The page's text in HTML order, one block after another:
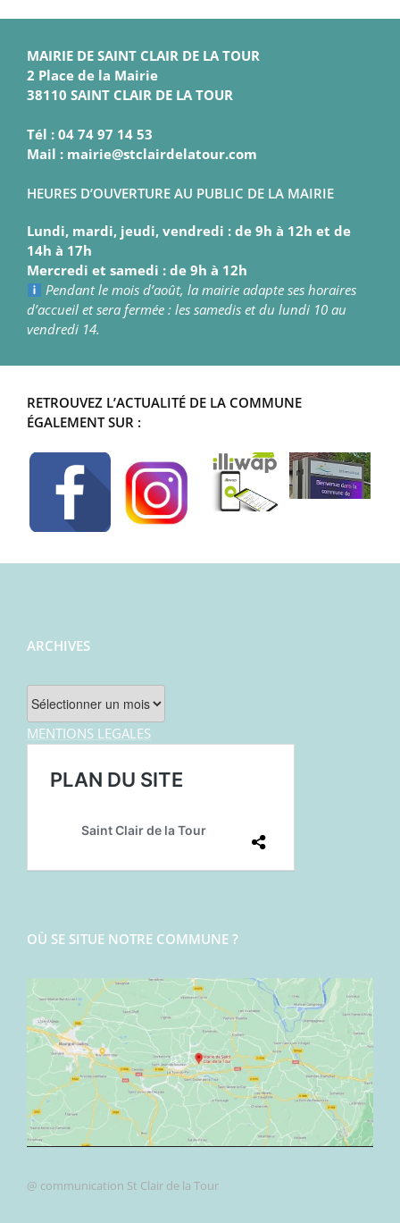
MAIRIE DE SAINT CLAIR DE LA TOUR
2 Place de la Mairie
38110 SAINT CLAIR DE LA TOUR
Tél : 04 74 97 14 53
Mail : mairie@stclairdelatour.com
HEURES D’OUVERTURE AU PUBLIC DE LA MAIRIE
Lundi, mardi, jeudi, vendredi : de 9h à 12h et de
14h à 17h
Mercredi et samedi : de 9h à 12h
Pendant le mois d’août, la mairie adapte ses horaires
d’accueil et sera fermée : les samedis et du lundi 10 au
vendredi 14.
RETROUVEZ L’ACTUALITÉ DE LA COMMUNE
ÉGALEMENT SUR :
ARCHIVES
Archives
MENTIONS LEGALES
OÙ SE SITUE NOTRE COMMUNE ?
@ communication St Clair de la Tour